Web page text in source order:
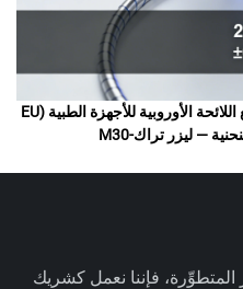
علامة تتبع ليزرية ديناميكية متوافقة مع اللائحة الأوروبية للأجهزة الطبية (EU
المتطوِّرة، فإننا نعمل كشريك